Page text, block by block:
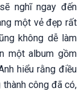
nghĩ ngay đến
một vẻ đẹp rất
không dễ làm
một album gồm
hiểu rằng điều
công đã có,